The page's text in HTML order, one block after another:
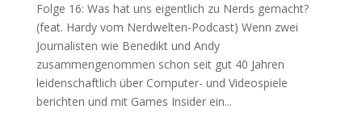
Folge 16: Was hat uns eigentlich zu Nerds gemacht?
(feat. Hardy vom Nerdwelten-Podcast) Wenn zwei
Journalisten wie Benedikt und Andy
zusammengenommen schon seit gut 40 Jahren
leidenschaftlich über Computer- und Videospiele
berichten und mit Games Insider ein...